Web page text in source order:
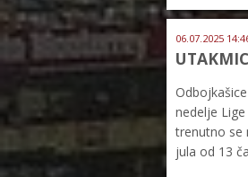
06.07.2025
nedelje
trenutno se
jula od 13